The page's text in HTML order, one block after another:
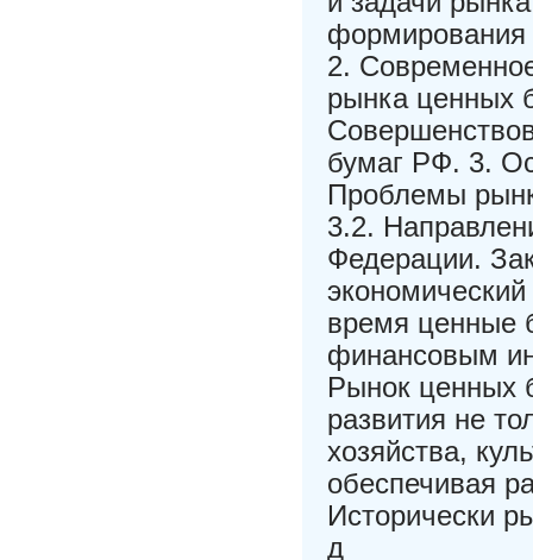
формирования
2.
рынка ценных
бумаг РФ. 3.
Проблемы
3.2.
Федерации.
время ценные
финансовым
Рынок ценных
развития не
хозяйства,
обеспечивая
Исторически
д